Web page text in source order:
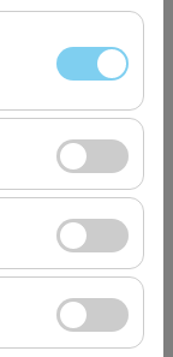
güvenlik,
Devre
sayısı,
sürekli